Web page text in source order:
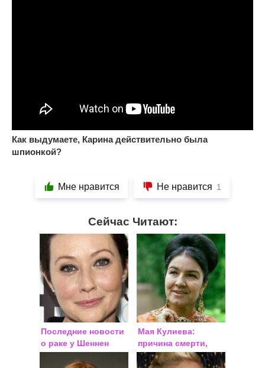
Как выдумаете, Карина действительно была
шпионкой?
Мне нравится Не нравится 1
Сейчас Читают:
Последние новости
о раке у Шеннен
Доэрти: 2020 год
Мая Кулиева:
причина смерти,
биография